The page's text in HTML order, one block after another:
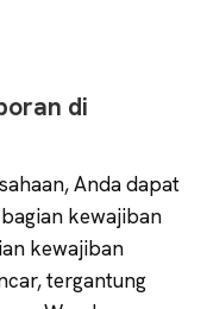
di
Anda dapat
kewajiban
kewajiban
tergantung